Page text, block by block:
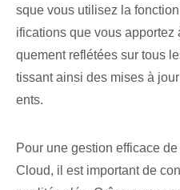
sque vous utilisez la
ifications que vous apportez
quement reflétées sur tous
tissant ainsi des mises à
ents.
Pour une gestion efficace
Cloud, il est important de